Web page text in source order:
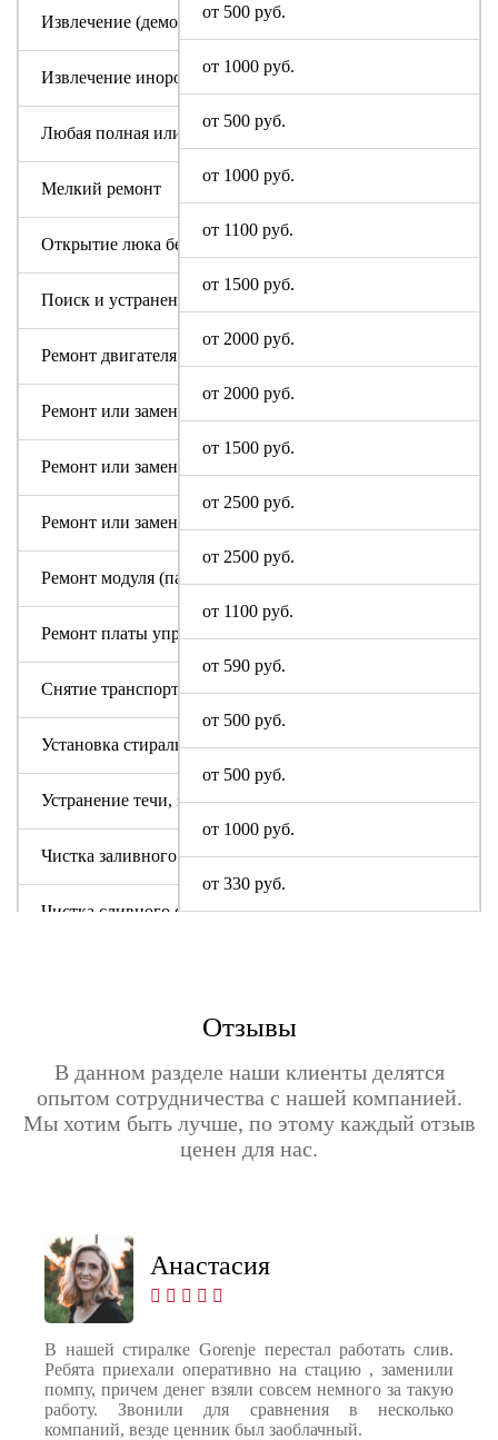
от 500 руб.
от 1000 руб.
от 500 руб.
от 1000 руб.
от 1100 руб.
от 1500 руб.
от 2000 руб.
от 2000 руб.
от 1500 руб.
от 2500 руб.
от 2500 руб.
от 1100 руб.
от 590 руб.
от 500 руб.
от 500 руб.
от 1000 руб.
от 330 руб.
Извлечение (демонтаж) машинки из труднодоступных мест
Извлечение инородного предмета (без разбора бака)
Любая полная или частичная разборка машины
Мелкий ремонт
Открытие люка без ремонта
Поиск и устранение засора в сливном тракте
Ремонт двигателя машинки
Ремонт или замена аквастопа
Ремонт или замена мотора
Ремонт или замена патрубка
Ремонт модуля (пайка, замена радиодеталей)
Ремонт платы управления или индикации
Снятие транспортировочных болтов
Установка стиральной машины
Устранение течи, засора
Чистка заливного фильтра
Чистка сливного фильтра
Отзывы
В данном разделе наши клиенты делятся
опытом сотрудничества с нашей компанией.
Мы хотим быть лучше, по этому каждый отзыв
ценен для нас.
Анастасия
В нашей стиралке Gorenje перестал работать слив.
Ребята приехали оперативно на стацию , заменили
помпу, причем денег взяли совсем немного за такую
работу. Звонили для сравнения в несколько
компаний, везде ценник был заоблачный.